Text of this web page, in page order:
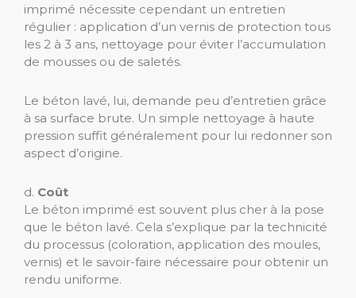
imprimé nécessite cependant un entretien
régulier : application d’un vernis de protection tous
les 2 à 3 ans, nettoyage pour éviter l’accumulation
de mousses ou de saletés.
Le béton lavé, lui, demande peu d’entretien grâce
à sa surface brute. Un simple nettoyage à haute
pression suffit généralement pour lui redonner son
aspect d’origine.
d. Coût
Le béton imprimé est souvent plus cher à la pose
que le béton lavé. Cela s’explique par la technicité
du processus (coloration, application des moules,
vernis) et le savoir-faire nécessaire pour obtenir un
rendu uniforme.